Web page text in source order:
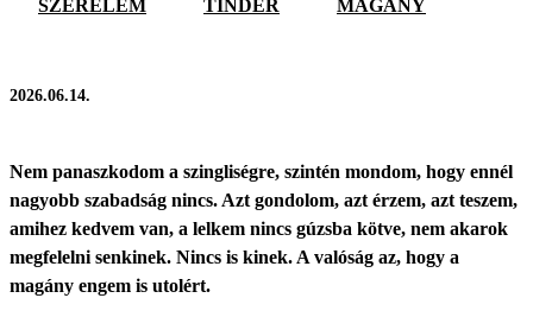
SZERELEM TINDER MAGÁNY
2026.06.14.
Nem panaszkodom a szingliségre, szintén mondom, hogy ennél
nagyobb szabadság nincs. Azt gondolom, azt érzem, azt teszem,
amihez kedvem van, a lelkem nincs gúzsba kötve, nem akarok
megfelelni senkinek. Nincs is kinek. A valóság az, hogy a
magány engem is utolért.